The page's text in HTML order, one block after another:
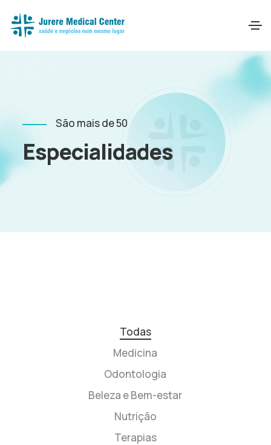
São mais de 50
Especialidades
Todas
Medicina
Odontologia
Beleza e Bem-estar
Nutrição
Terapias